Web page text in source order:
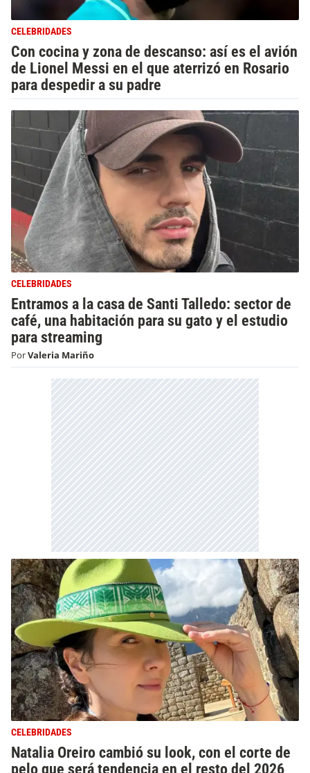
CELEBRIDADES
Con cocina y zona de descanso: así es el avión
de Lionel Messi en el que aterrizó en Rosario
para despedir a su padre
CELEBRIDADES
Entramos a la casa de Santi Talledo: sector de
café, una habitación para su gato y el estudio
para streaming
PorValeria Mariño
CELEBRIDADES
Natalia Oreiro cambió su look, con el corte de
pelo que será tendencia en el resto del 2026